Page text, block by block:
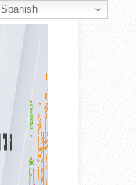
Spanish